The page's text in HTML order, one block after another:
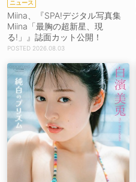
ニュース
Miina、『SPA!デジタル写真集
Miina「最胸の超新星、現
る!」』誌面カット公開！
2026.08.03